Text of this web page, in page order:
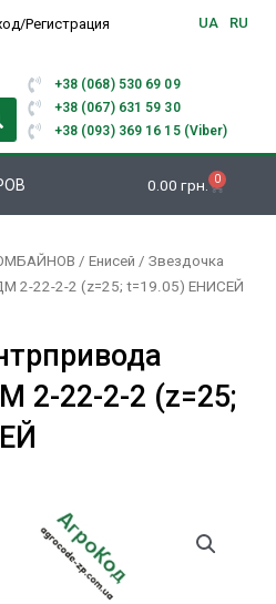
Регистрация UA RU
+38 (068) 530 69 09
+38 (067) 631 59 30
+38 (093) 369 16 15 (Viber)
0.00 грн. 0
Корзина
/ Енисей / Звездочка
2-22-2-2 (z=25; t=19.05) ЕНИСЕЙ
2-22-2-2 (z=25;